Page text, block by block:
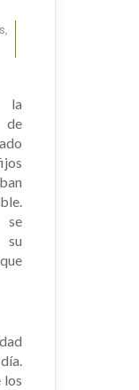
,
la
se
los